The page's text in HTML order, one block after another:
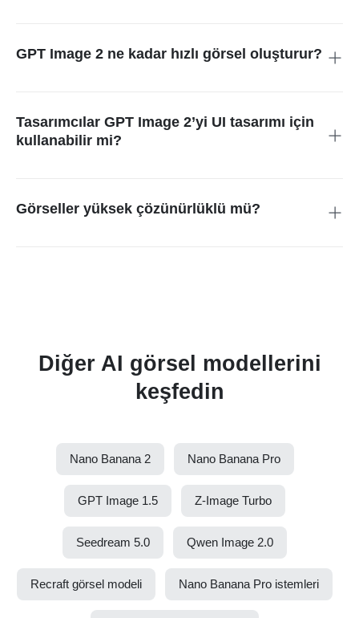
yardımcı olur; böylece alıcıların ilgisini çeker ve satışları artırır.
GPT Image 2 ne kadar hızlı görsel oluşturur?
hayata geçirebilirsiniz.
Tasarımcılar GPT Image 2’yi UI tasarımı için
kullanabilir mi?
sunumlar için yüksek kaliteli görseller hazırlamayı kolaylaştırır.
Görseller yüksek çözünürlüklü mü?
Diğer AI görsel modellerini
keşfedin
Nano Banana 2 Nano Banana Pro
GPT Image 1.5 Z-Image Turbo
Seedream 5.0 Qwen Image 2.0
Recraft görsel modeli Nano Banana Pro istemleri